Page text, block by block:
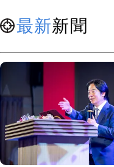
的薪水，讓他忍不住上網
過當他公開網購清單後，
最新新聞